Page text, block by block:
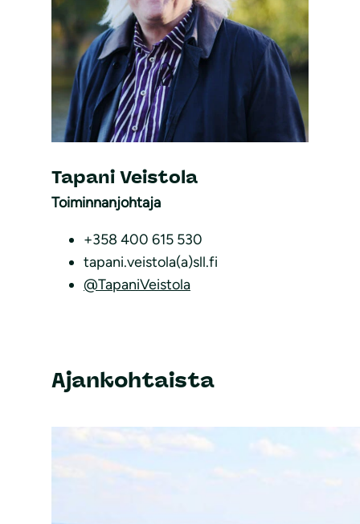
Toiminnanjohtaja
Tapani Veistola
+358 400 615 530
tapani.veistola(a)sll.fi
@TapaniVeistola
Ajankohtaista